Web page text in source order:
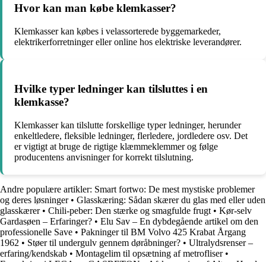
Hvor kan man købe klemkasser?
Klemkasser kan købes i velassorterede byggemarkeder,
elektrikerforretninger eller online hos elektriske leverandører.
Hvilke typer ledninger kan tilsluttes i en
klemkasse?
Klemkasser kan tilslutte forskellige typer ledninger, herunder
enkeltledere, fleksible ledninger, flerledere, jordledere osv. Det
er vigtigt at bruge de rigtige klæmmeklemmer og følge
producentens anvisninger for korrekt tilslutning.
Andre populære artikler: Smart fortwo: De mest mystiske problemer
og deres løsninger• Glasskæring: Sådan skærer du glas med eller uden
glasskærer• Chili-peber: Den stærke og smagfulde frugt • Kør-selv
Gardasøen – Erfaringer? • Elu Sav – En dybdegående artikel om den
professionelle Save • Pakninger til BM Volvo 425 Krabat Årgang
1962 • Støer til undergulv gennem døråbninger? • Ultralydsrenser –
erfaring/kendskab • Montagelim til opsætning af metrofliser•